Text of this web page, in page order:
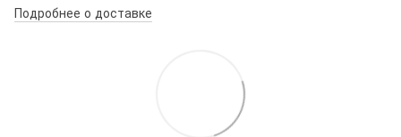
Подробнее о доставке